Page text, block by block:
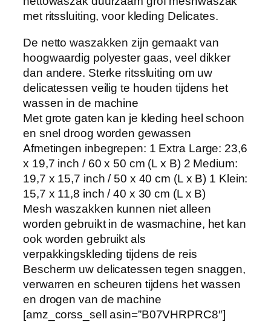
k
e
t
v
a
n
4
D
u
u
r
z
a
m
e
G
r
o
v
e
met ritssluiting, voor kleding Delicates.
De netto waszakken zijn gemaakt van
hoogwaardig polyester gaas, veel dikker
dan andere. Sterke ritssluiting om uw
delicatessen veilig te houden tijdens het
wassen in de machine
Met grote gaten kan je kleding heel schoon
en snel droog worden gewassen
Afmetingen inbegrepen: 1 Extra Large: 23,6
x 19,7 inch / 60 x 50 cm (L x B) 2 Medium:
19,7 x 15,7 inch / 50 x 40 cm (L x B) 1 Klein:
15,7 x 11,8 inch / 40 x 30 cm (L x B)
Mesh waszakken kunnen niet alleen
worden gebruikt in de wasmachine, het kan
ook worden gebruikt als
verpakkingskleding tijdens de reis
Bescherm uw delicatessen tegen snaggen,
verwarren en scheuren tijdens het wassen
en drogen van de machine
[amz_corss_sell asin=”B07VHRPRC8″]